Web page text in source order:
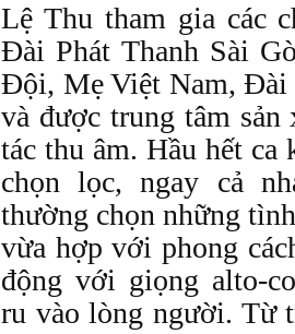
Lệ Thu tham gia các
Đài Phát Thanh Sài
Đội, Mẹ Việt Nam,
và được trung tâm sản
tác thu âm. Hầu hết ca
chọn lọc, ngay cả
thường chọn những
vừa hợp với phong
động với giọng alto-
ru vào lòng người. Từ